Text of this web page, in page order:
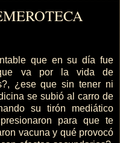
que en su día fue
va por la vida de
¿ese que sin tener ni
se subió al carro de
su tirón mediático
para que te
vacuna y qué provocó